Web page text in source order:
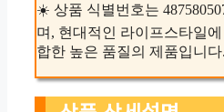
☀️ 상품 식별번호는
며, 현대적인 라이프스타일에
합한 높은 품질의 제품입니다.